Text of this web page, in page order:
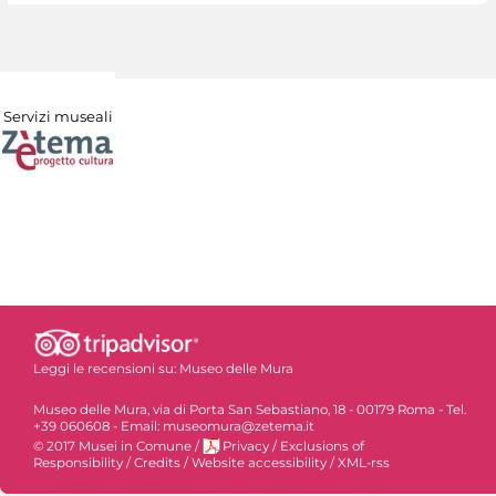
Servizi museali
Leggi le recensioni su: Museo delle Mura
Museo delle Mura, via di Porta San Sebastiano, 18 - 00179 Roma - Tel.
+39 060608 - Email: museomura@zetema.it
© 2017 Musei in Comune / Privacy / Exclusions of
Responsibility / Credits / Website accessibility / XML-rss